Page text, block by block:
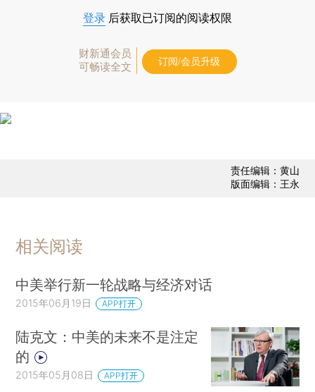
登录 后获取已订阅的阅读权限
财新通会员
可畅读全文
订阅/会员升级
责任编辑：黄山
版面编辑：王永
相关阅读
中美举行新一轮战略与经济对话
2015年06月19日 APP打开
陆克文：中美的未来不是注定
的
2015年05月08日 APP打开